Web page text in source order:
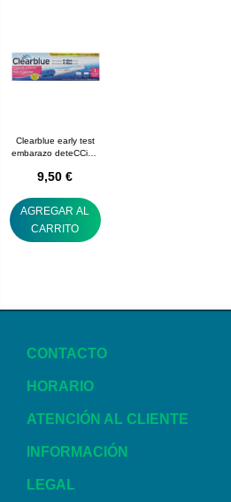
Clearblue early test
embarazo deteCCión
9,50 €
AGREGAR AL
CARRITO
CONTACTO
HORARIO
ATENCIÓN AL CLIENTE
INFORMACIÓN
LEGAL